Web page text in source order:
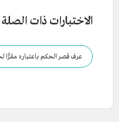
الاختبارات ذات الصلة
عرف قصر الحكم باعتباره مقرًّا